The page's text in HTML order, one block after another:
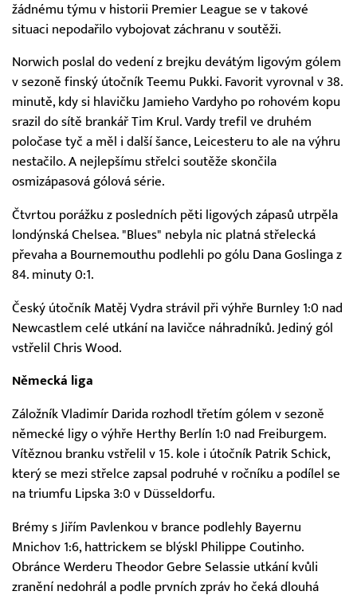
žádnému týmu v historii Premier League se v takové
situaci nepodařilo vybojovat záchranu v soutěži.
Norwich poslal do vedení z brejku devátým ligovým gólem
v sezoně finský útočník Teemu Pukki. Favorit vyrovnal v 38.
minutě, kdy si hlavičku Jamieho Vardyho po rohovém kopu
srazil do sítě brankář Tim Krul. Vardy trefil ve druhém
poločase tyč a měl i další šance, Leicesteru to ale na výhru
nestačilo. A nejlepšímu střelci soutěže skončila
osmizápasová gólová série.
Čtvrtou porážku z posledních pěti ligových zápasů utrpěla
londýnská Chelsea. "Blues" nebyla nic platná střelecká
převaha a Bournemouthu podlehli po gólu Dana Goslinga z
84. minuty 0:1.
Český útočník Matěj Vydra strávil při výhře Burnley 1:0 nad
Newcastlem celé utkání na lavičce náhradníků. Jediný gól
vstřelil Chris Wood.
Německá liga
Záložník Vladimír Darida rozhodl třetím gólem v sezoně
německé ligy o výhře Herthy Berlín 1:0 nad Freiburgem.
Vítěznou branku vstřelil v 15. kole i útočník Patrik Schick,
který se mezi střelce zapsal podruhé v ročníku a podílel se
na triumfu Lipska 3:0 v Düsseldorfu.
Brémy s Jiřím Pavlenkou v brance podlehly Bayernu
Mnichov 1:6, hattrickem se blýskl Philippe Coutinho.
Obránce Werderu Theodor Gebre Selassie utkání kvůli
zranění nedohrál a podle prvních zpráv ho čeká dlouhá